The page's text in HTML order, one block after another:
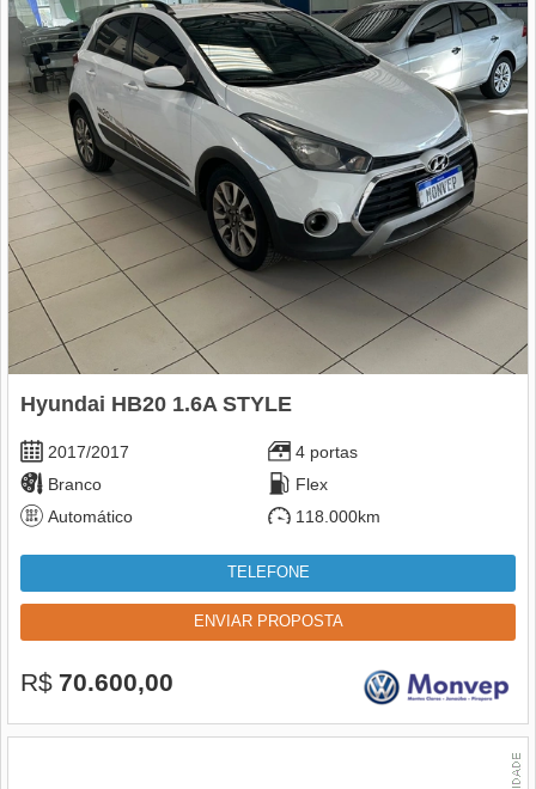
Hyundai HB20 1.6A STYLE
2017/2017
4 portas
Branco
Flex
Automático
118.000km
TELEFONE
ENVIAR PROPOSTA
R$ 70.600,00